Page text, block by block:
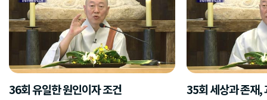
36회 유일한 원인이자 조건 35회 세상과 존재,